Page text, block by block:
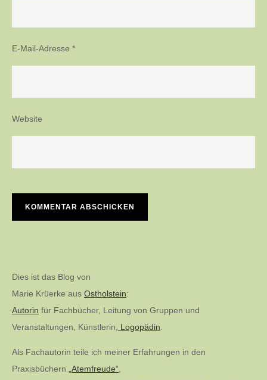
E-Mail-Adresse *
Website
Dies ist das Blog von
Marie Krüerke aus Ostholstein:
Autorin für Fachbücher, Leitung von Gruppen und
Veranstaltungen, Künstlerin,
Logopädin
Als Fachautorin teile ich meiner Erfahrungen in den
Praxisbüchern
„Atemfreude“